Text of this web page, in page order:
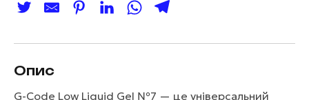
Опис
G-Code Low Liquid Gel №7 — це універсальний